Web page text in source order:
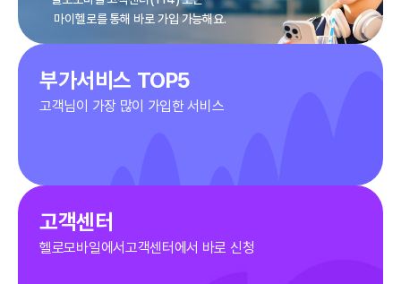
마이헬로를 통해 바로 가입 가능해요.
부가서비스 TOP5
고객님이 가장 많이 가입한 서비스
고객센터
헬로모바일에서고객센터에서 바로 신청